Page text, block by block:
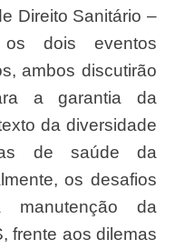
Direito Sanitário –
dois eventos
ambos discutirão
a garantia da
da diversidade
de saúde da
os desafios
manutenção da
frente aos dilemas